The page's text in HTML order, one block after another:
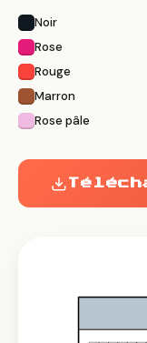
Noir
Rose
Rouge
Marron
Rose pâle